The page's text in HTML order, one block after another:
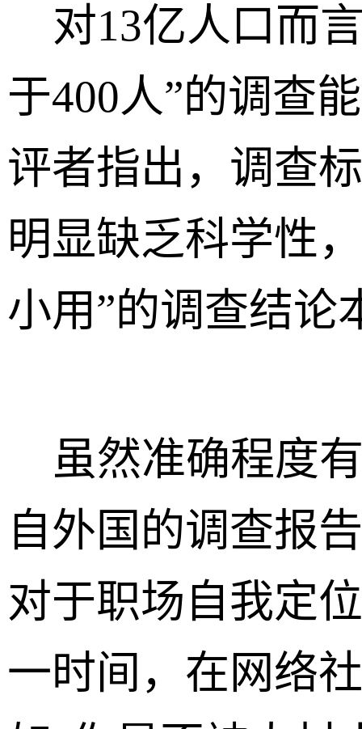
对13亿人口而
于400人”的调查
评者指出，调查
明显缺乏科学性
小用”的调查结论
虽然准确程度
自外国的调查报
对于职场自我定
一时间，在网络